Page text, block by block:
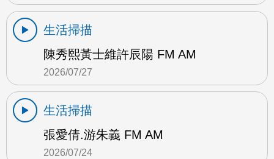
生活掃描
陳秀熙黃士維許辰陽 FM AM
2026/07/27
生活掃描
張愛倩.游朱義 FM AM
2026/07/24